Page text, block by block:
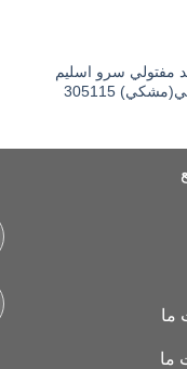
مفتولي سرو اسلیم
305115
ما
ما